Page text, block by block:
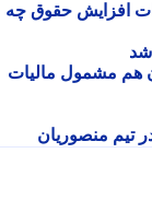
افزایش حقوق چه
مشمول مالیات
منصوریان